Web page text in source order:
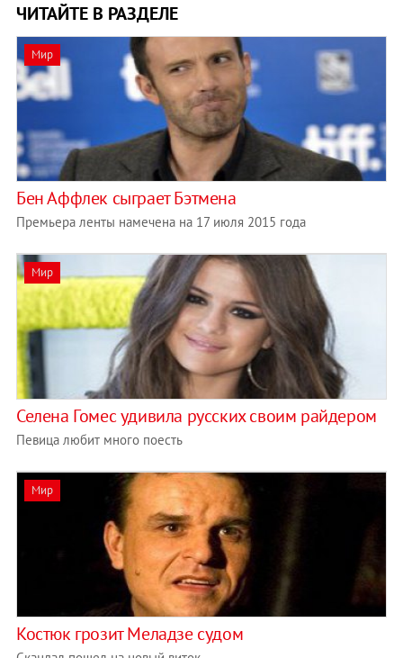
ЧИТАЙТЕ В РАЗДЕЛЕ
Мир
Бен Аффлек сыграет Бэтмена
Премьера ленты намечена на 17 июля 2015 года
Мир
Селена Гомес удивила русских своим райдером
Певица любит много поесть
Мир
Костюк грозит Меладзе судом